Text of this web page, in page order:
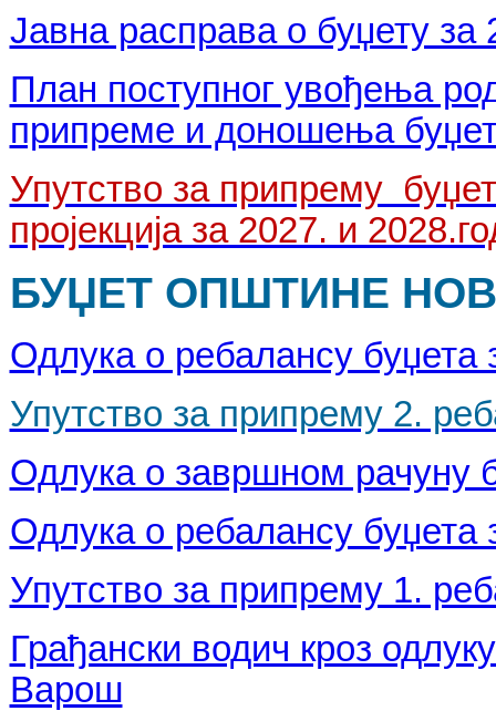
Јавна расправа о буџету за
План поступног увођења
припреме и доношења
Упутство за припрему
пројекција за 2027. и
БУЏЕТ ОПШТИНЕ
Одлука о ребалансу буџета
Упутство за припрему 2.
Одлука о завршном рачуну
Одлука о ребалансу буџета
Упутство за припрему 1.
Грађански водич кроз
Варош